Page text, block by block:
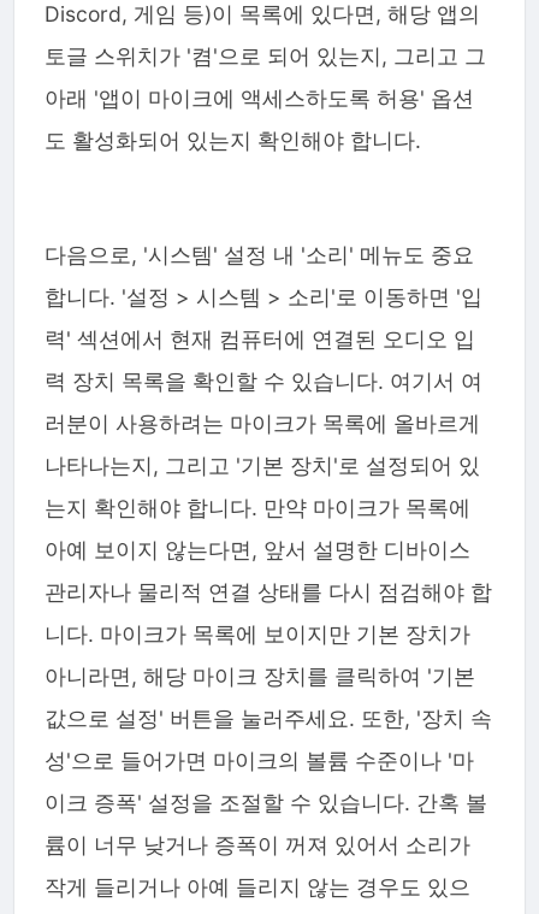
Discord, 게임 등)이 목록에 있다면, 해당 앱의
토글 스위치가 '켬'으로 되어 있는지, 그리고 그
아래 '앱이 마이크에 액세스하도록 허용' 옵션
도 활성화되어 있는지 확인해야 합니다.
다음으로, '시스템' 설정 내 '소리' 메뉴도 중요
합니다. '설정 > 시스템 > 소리'로 이동하면 '입
력' 섹션에서 현재 컴퓨터에 연결된 오디오 입
력 장치 목록을 확인할 수 있습니다. 여기서 여
러분이 사용하려는 마이크가 목록에 올바르게
나타나는지, 그리고 '기본 장치'로 설정되어 있
는지 확인해야 합니다. 만약 마이크가 목록에
아예 보이지 않는다면, 앞서 설명한 디바이스
관리자나 물리적 연결 상태를 다시 점검해야 합
니다. 마이크가 목록에 보이지만 기본 장치가
아니라면, 해당 마이크 장치를 클릭하여 '기본
값으로 설정' 버튼을 눌러주세요. 또한, '장치 속
성'으로 들어가면 마이크의 볼륨 수준이나 '마
이크 증폭' 설정을 조절할 수 있습니다. 간혹 볼
륨이 너무 낮거나 증폭이 꺼져 있어서 소리가
작게 들리거나 아예 들리지 않는 경우도 있으